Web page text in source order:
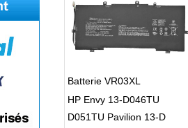
Batterie VR03XL
HP Envy 13-D046TU
D051TU Pavilion 13-D